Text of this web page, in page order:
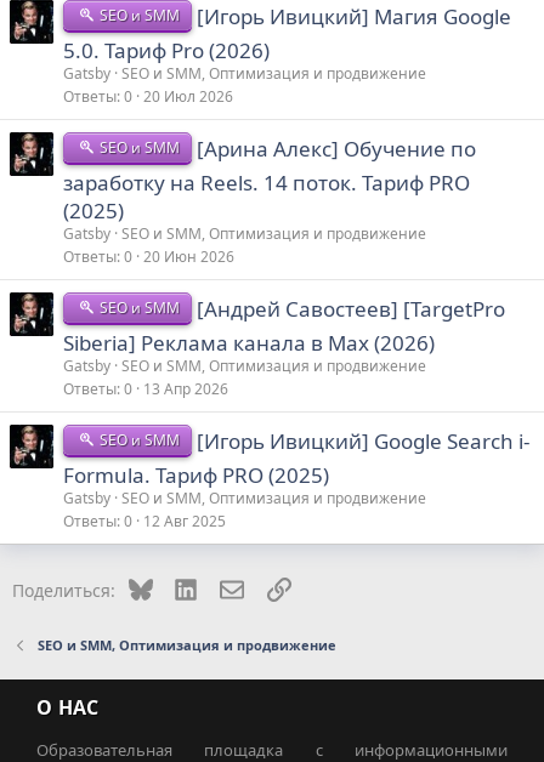
SEO и SMM
[Игорь Ивицкий] Магия Google
5.0. Тариф Pro (2026)
Gatsby SEO и SMM, Оптимизация и продвижение
Ответы 0 20 Июл 2026
SEO и SMM
[Арина Алекс] Обучение по
заработку на Reels. 14 поток. Тариф PRO
(2025)
Gatsby SEO и SMM, Оптимизация и продвижение
Ответы 0 20 Июн 2026
SEO и SMM
[Андрей Савостеев] [TargetPro
Siberia] Реклама канала в Max (2026)
Gatsby SEO и SMM, Оптимизация и продвижение
Ответы 0 13 Апр 2026
SEO и SMM
[Игорь Ивицкий] Google Search i-
Formula. Тариф PRO (2025)
Gatsby SEO и SMM, Оптимизация и продвижение
Ответы 0 12 Авг 2025
Поделиться: Bluesky LinkedInЭлектронная почта
Ссылка
SEO и SMM, Оптимизация и продвижение
О НАС
Образовательная площадка с информационными